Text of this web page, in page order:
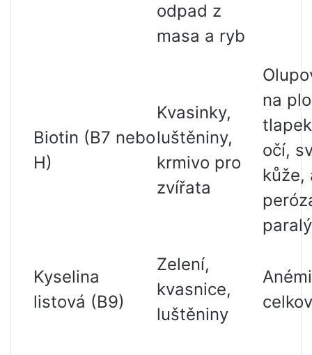
odpad z
masa a ryb
Biotin (B7 nebo
H)
Kvasinky,
luštěniny,
krmivo pro
zvířata
na
očí,
kůže,
Kyselina
listová (B9)
Zelení,
kvasnice,
luštěniny